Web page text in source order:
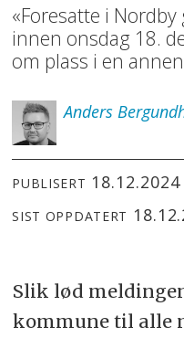
«Foresatte i
innen onsdag 18.
om plass i en
Anders
PUBLISERT
SIST OPPDATERT
Slik lød
kommune til alle